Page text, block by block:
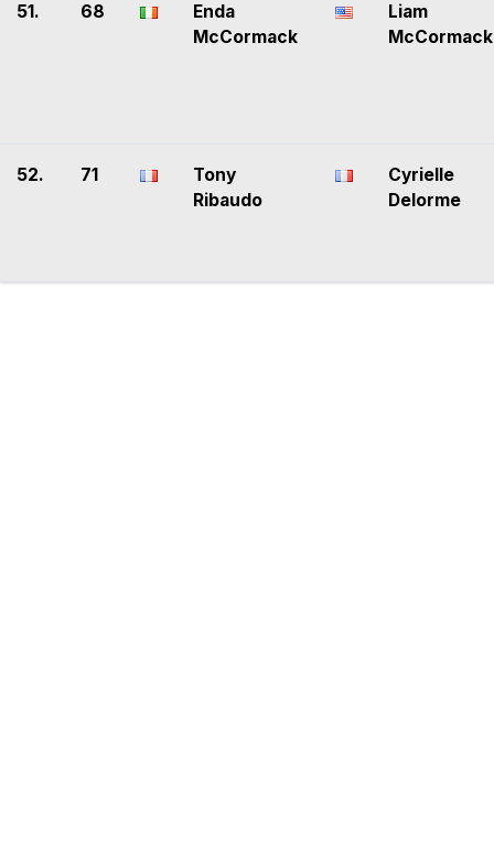
51. 68
Enda
McCormack
Liam
McCormack
52. 71
Tony
Ribaudo
Cyrielle
Delorme